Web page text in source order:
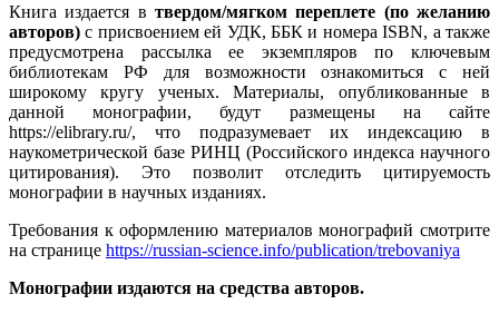
Книга издается в твердом/мягком переплете (по желанию
авторов) с присвоением ей УДК, ББК и номера ISBN, а также
предусмотрена рассылка ее экземпляров по ключевым
библиотекам РФ для возможности ознакомиться с ней
широкому кругу ученых. Материалы, опубликованные в
данной монографии, будут размещены на сайте
https://elibrary.ru/, что подразумевает их индексацию в
наукометрической базе РИНЦ (Российского индекса научного
цитирования). Это позволит отследить цитируемость
монографии в научных изданиях.
Требования к оформлению материалов монографий смотрите
на странице https://russian-science.info/publication/trebovaniya
Монографии издаются на средства авторов.